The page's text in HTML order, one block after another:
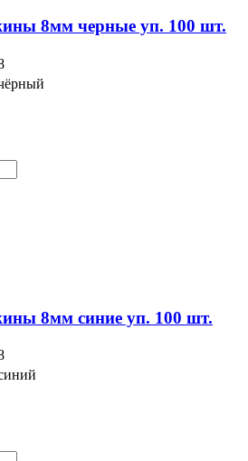
8мм черные уп. 100 шт.
8мм синие уп. 100 шт.